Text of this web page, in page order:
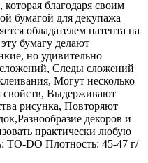
благодаря своим
бумагой для декупажа
обладателем патента на
бумагу делают
но удивительно
Следы сложений
Могут несколько
свойств, Выдерживают
рисунка, Повторяют
декоров и
практически любую
TO-DO Плотность: 45-47 г/